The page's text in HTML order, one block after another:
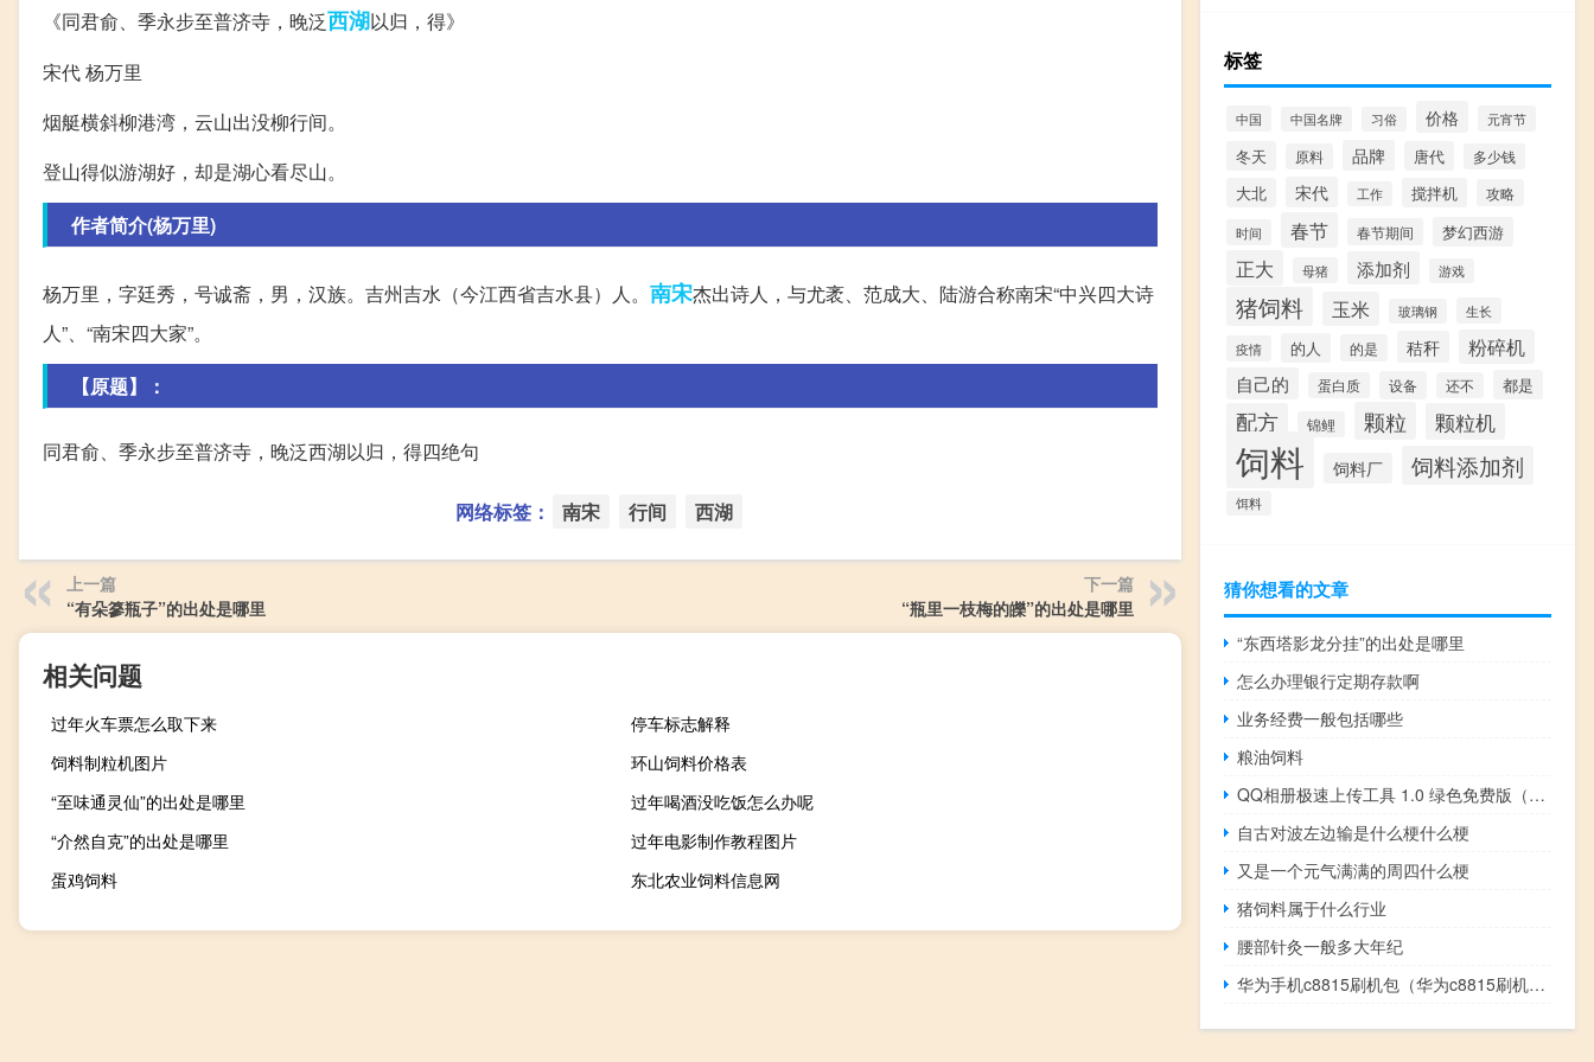
《同君俞、季永步至普济寺，晚泛西湖以归，得》
宋代 杨万里
烟艇横斜柳港湾，云山出没柳行间。
登山得似游湖好，却是湖心看尽山。
作者简介(杨万里)
杨万里，字廷秀，号诚斋，男，汉族。吉州吉水（今江西省吉水县）人。 南宋杰出诗人，与尤袤、范成大、陆游合称南宋“中兴四大诗
人”、“南宋四大家”。
【原题】：
同君俞、季永步至普济寺，晚泛西湖以归，得四绝句
网络标签： 南宋 行间 西湖
上一篇
“有朵篸瓶子”的出处是哪里
下一篇
“瓶里一枝梅的皪”的出处是哪里
相关问题
过年火车票怎么取下来
停车标志解释
饲料制粒机图片
环山饲料价格表
“至味通灵仙”的出处是哪里
过年喝酒没吃饭怎么办呢
“介然自克”的出处是哪里
过年电影制作教程图片
蛋鸡饲料
东北农业饲料信息网
标签
中国 中国名牌 习俗 价格 元宵节
冬天 原料 品牌 唐代 多少钱
大北 宋代 工作 搅拌机 攻略
时间 春节 春节期间 梦幻西游
正大 母猪 添加剂 游戏
猪饲料 玉米 玻璃钢
生长
疫情
的人 的是 秸秆 粉碎机
自己的 蛋白质 设备 还不 都是
配方 锦鲤 颗粒 颗粒机
饲料 饲料厂 饲料添加剂
饵料
猜你想看的文章
“东西塔影龙分挂”的出处是哪里
怎么办理银行定期存款啊
业务经费一般包括哪些
粮油饲料
QQ相册极速上传工具 1.0 绿色免费版（QQ相册极速上传工具 1.0 绿色免费版功能简介）
自古对波左边输是什么梗什么梗
又是一个元气满满的周四什么梗
猪饲料属于什么行业
腰部针灸一般多大年纪
华为手机c8815刷机包（华为c8815刷机教程）